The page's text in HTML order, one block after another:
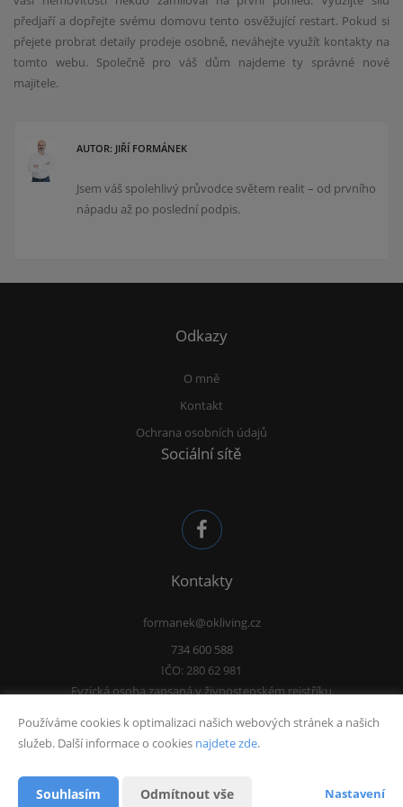
předjaří a dopřejte svému domovu tento osvěžující restart. Pokud si
přejete probrat detaily prodeje osobně, neváhejte využít kontakty na
tomto webu. Společně pro váš dům najdeme ty správné nové
majitele.
AUTOR: JIŘÍ FORMÁNEK
Jsem váš spolehlivý průvodce světem realit – od prvního
nápadu až po poslední podpis.
Odkazy
O mně
Kontakt
Ochrana osobních údajů
Sociální sítě
Kontakty
formanek@okliving.cz
734 600 588
IČO: 280 62 981
Fyzická osoba zapsaná v živnostenském rejstříku
Vytvořeno v systému
2026 © Tomawell s.r.o.
Používáme cookies k optimalizaci našich webových stránek a našich
služeb. Další informace o cookies najdete zde.
Souhlasím Odmítnout vše Nastavení